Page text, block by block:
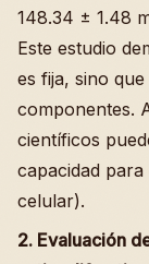
148.34 ± 1.48
Este estudio
es fija, sino
componentes.
científicos
capacidad
celular).
2. Evaluación